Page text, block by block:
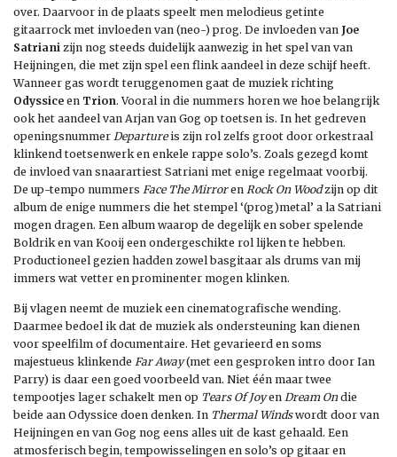
over. Daarvoor in de plaats speelt men melodieus getinte
gitaarrock met invloeden van (neo-) prog. De invloeden van Joe
Satriani zijn nog steeds duidelijk aanwezig in het spel van van
Heijningen, die met zijn spel een flink aandeel in deze schijf heeft.
Wanneer gas wordt teruggenomen gaat de muziek richting
Odyssice en Trion. Vooral in die nummers horen we hoe belangrijk
ook het aandeel van Arjan van Gog op toetsen is. In het gedreven
openingsnummer Departureis zijn rol zelfs groot door orkestraal
klinkend toetsenwerk en enkele rappe solo’s. Zoals gezegd komt
de invloed van snaarartiest Satriani met enige regelmaat voorbij.
De up-tempo nummers Face The Mirroren Rock On Woodzijn op dit
album de enige nummers die het stempel ‘(prog)metal’ a la Satriani
mogen dragen. Een album waarop de degelijk en sober spelende
Boldrik en van Kooij een ondergeschikte rol lijken te hebben.
Productioneel gezien hadden zowel basgitaar als drums van mij
immers wat vetter en prominenter mogen klinken.
Bij vlagen neemt de muziek een cinematografische wending.
Daarmee bedoel ik dat de muziek als ondersteuning kan dienen
voor speelfilm of documentaire. Het gevarieerd en soms
majestueus klinkende Far Away(met een gesproken intro door Ian
Parry) is daar een goed voorbeeld van. Niet één maar twee
tempootjes lager schakelt men op Tears Of Joyen Dream Ondie
beide aan Odyssice doen denken. In Thermal Windswordt door van
Heijningen en van Gog nog eens alles uit de kast gehaald. Een
atmosferisch begin, tempowisselingen en solo’s op gitaar en